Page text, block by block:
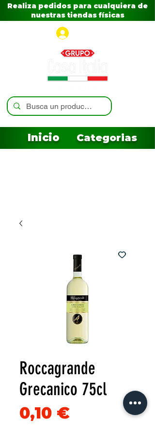
Realiza pedidos para cualquiera de
nuestras tiendas físicas
Inicio Categorias
Roccagrande
Grecanico 75cl
0,10 €Precio